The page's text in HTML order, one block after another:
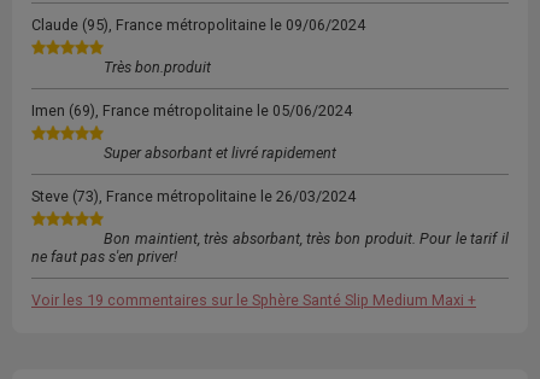
Claude (95), France métropolitaine le 09/06/2024
Très bon.produit
Imen (69), France métropolitaine le 05/06/2024
Super absorbant et livré rapidement
Steve (73), France métropolitaine le 26/03/2024
Bon maintient, très absorbant, très bon produit. Pour le tarif il
ne faut pas s'en priver!
Voir les 19 commentaires sur le Sphère Santé Slip Medium Maxi +